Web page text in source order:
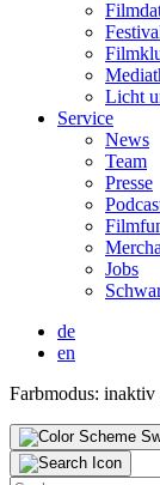
Licht
Ser­vice
News
Team
Pres­se
Jobs
de
en
Farbmodus: inaktiv